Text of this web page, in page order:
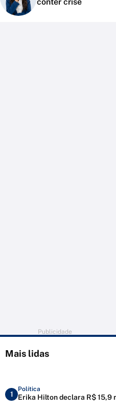
conter crise
Publicidade
Mais lidas
1
Política
Erika Hilton declara R$ 15,9